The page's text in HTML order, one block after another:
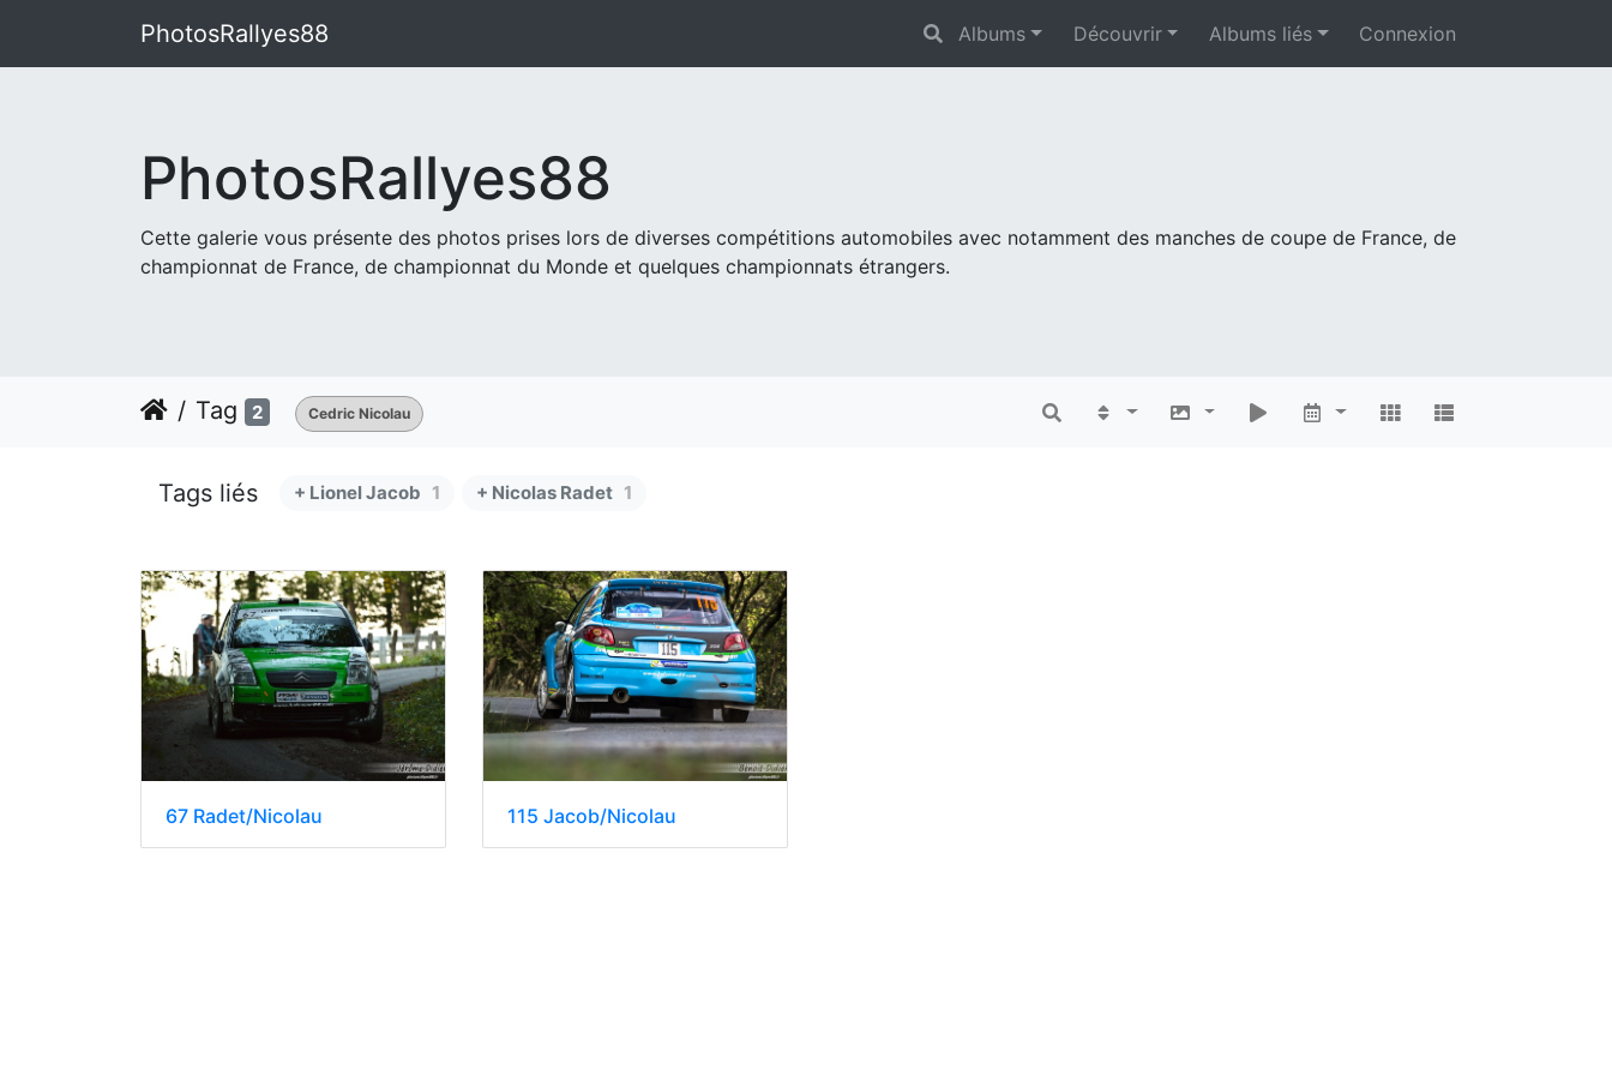
PhotosRallyes88 Albums Découvrir Albums liés Connexion
PhotosRallyes88
Cette galerie vous présente des photos prises lors de diverses compétitions automobiles avec notamment des manches de coupe de France, de
championnat de France, de championnat du Monde et quelques championnats étrangers.
Tag 2 Cedric Nicolau
Tags liés + Lionel Jacob 1 + Nicolas Radet 1
67 Radet/Nicolau 115 Jacob/Nicolau